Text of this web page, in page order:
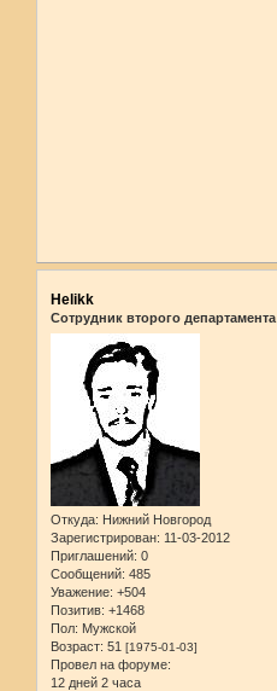
Helikk
Сотрудник второго департамента
Откуда: Нижний Новгород
Зарегистрирован: 11-03-2012
Приглашений: 0
Сообщений: 485
Уважение: +504
Позитив: +1468
Пол: Мужской
Возраст: 51 [1975-01-03]
Провел на форуме:
12 дней 2 часа